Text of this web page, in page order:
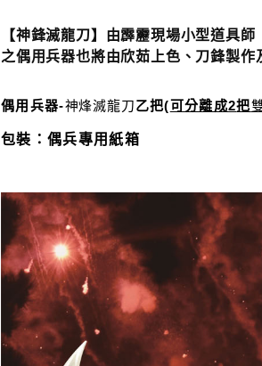
【神鋒滅龍刀】由霹靂現場小型道具師
之偶用兵器也將由欣茹上色、刀鋒製
偶用兵器-神烽滅龍刀乙把(可分離成2把
包裝：偶兵專用紙箱